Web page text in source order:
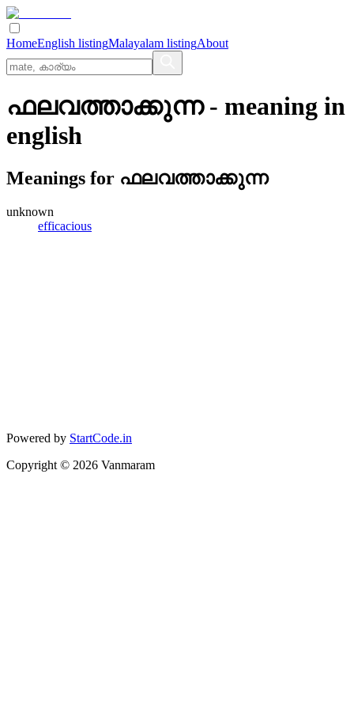
HomeEnglish listingMalayalam listingAbout
ഫലവത്താക്കുന്ന- meaning in
english
Meanings for ഫലവത്താക്കുന്ന
unknown
efficacious
Powered by StartCode.in
Copyright © 2026 Vanmaram